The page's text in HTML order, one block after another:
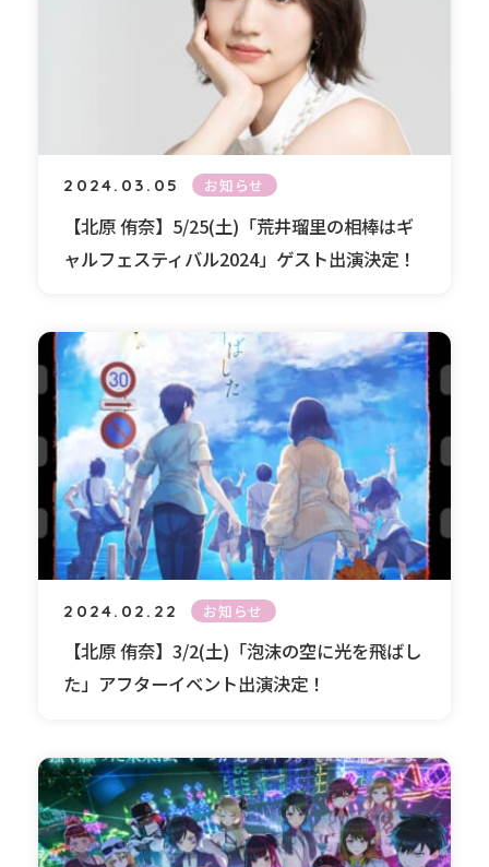
2024.03.05 お知らせ
【北原 侑奈】5/25(土)「荒井瑠里の相棒はギ
ャルフェスティバル2024」ゲスト出演決定！
2024.02.22 お知らせ
【北原 侑奈】3/2(土)「泡沫の空に光を飛ばし
た」アフターイベント出演決定！